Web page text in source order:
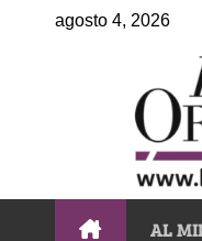
agosto 4, 2026
AL